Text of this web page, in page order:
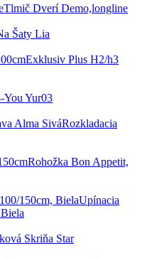
Tlmič Dverí Demo,longline
Šaty Lia
Exklusiv Plus H2/h3
You Yur03
Rozkladacia
Rohožka Bon Appetit,
Upínacia
Skriňa Star